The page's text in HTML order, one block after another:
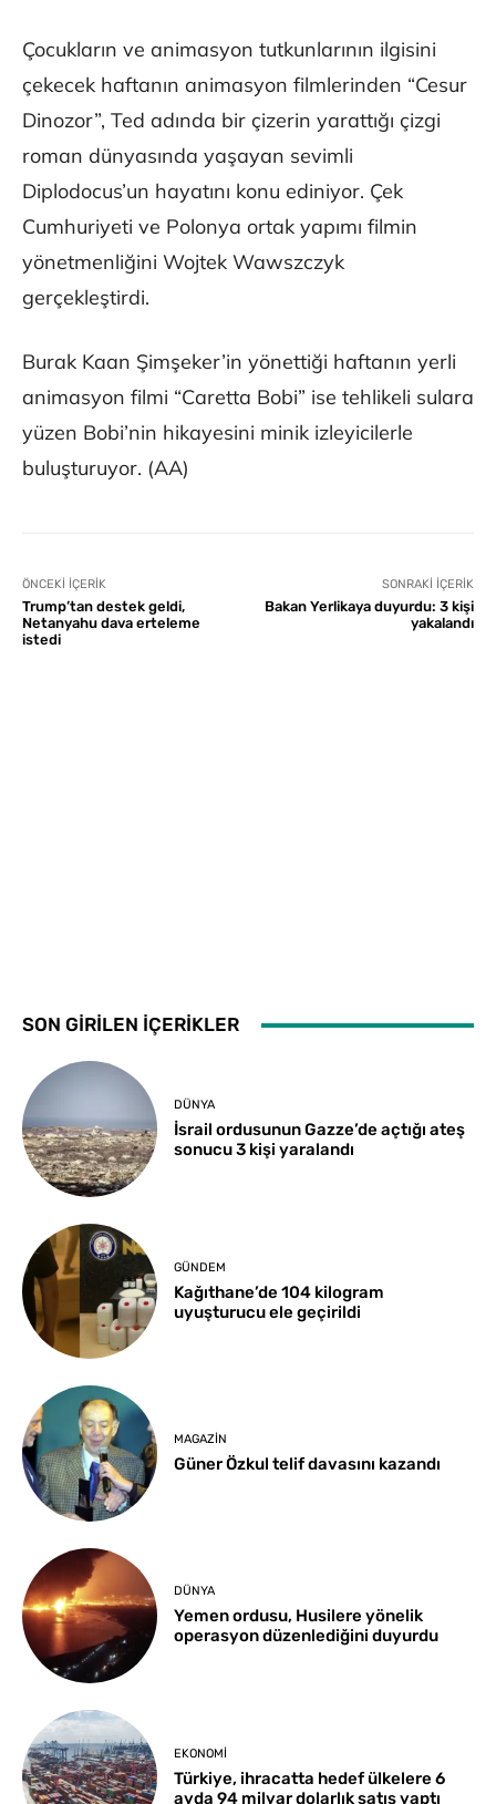
Çocukların ve animasyon tutkunlarının ilgisini
çekecek haftanın animasyon filmlerinden “Cesur
Dinozor”, Ted adında bir çizerin yarattığı çizgi
roman dünyasında yaşayan sevimli
Diplodocus’un hayatını konu ediniyor. Çek
Cumhuriyeti ve Polonya ortak yapımı filmin
yönetmenliğini Wojtek Wawszczyk
gerçekleştirdi.
Burak Kaan Şimşeker’in yönettiği haftanın yerli
animasyon filmi “Caretta Bobi” ise tehlikeli sulara
yüzen Bobi’nin hikayesini minik izleyicilerle
buluşturuyor. (AA)
ÖNCEKI İÇERIK
Trump’tan destek geldi,
Netanyahu dava erteleme
istedi
SONRAKI İÇERIK
Bakan Yerlikaya duyurdu: 3 kişi
yakalandı
SON GİRİLEN İÇERİKLER
DÜNYA
İsrail ordusunun Gazze’de açtığı ateş
sonucu 3 kişi yaralandı
GÜNDEM
Kağıthane’de 104 kilogram
uyuşturucu ele geçirildi
MAGAZIN
Güner Özkul telif davasını kazandı
DÜNYA
Yemen ordusu, Husilere yönelik
operasyon düzenlediğini duyurdu
EKONOMI
Türkiye, ihracatta hedef ülkelere 6
ayda 94 milyar dolarlık satış yaptı